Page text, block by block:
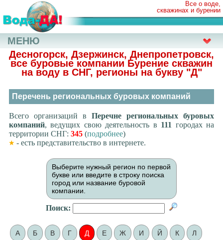
Все о воде,
скважинах и бурении
Десногорск, Дзержинск, Днепропетровск,
все буровые компании Бурение скважин
на воду в СНГ, регионы на букву "Д"
Перечень региональных буровых компаний
Всего организаций вПеречне региональных буровых
компаний, ведущих свою деятельность в 111 городах на
территории СНГ: 345(подробнее)
- есть представительство в интернете.
Выберите нужный регион по первой
букве или введите в строку поиска
город или название буровой
компании.
Поиск:
А Б В Г Д Е Ж И Й К Л
МЕНЮ